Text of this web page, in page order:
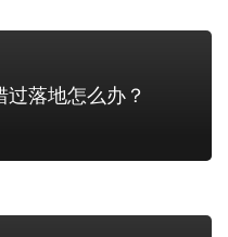
落地怎么办？